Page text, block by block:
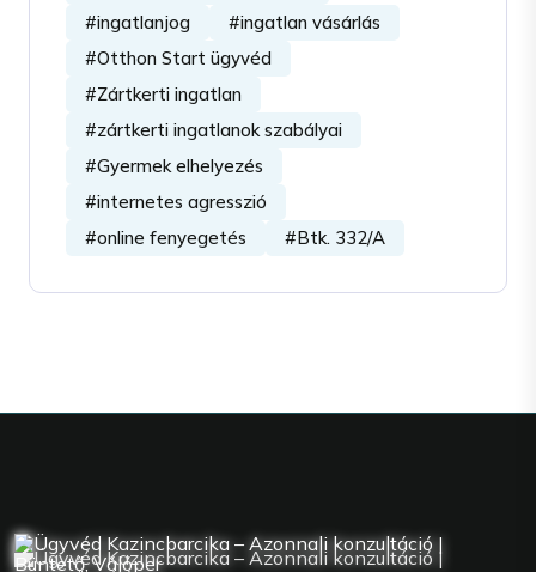
#ingatlanjog
#ingatlan vásárlás
#Otthon Start ügyvéd
#Zártkerti ingatlan
#zártkerti ingatlanok szabályai
#Gyermek elhelyezés
#internetes agresszió
#online fenyegetés
#Btk. 332/A